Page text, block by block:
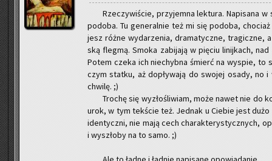
Rze­czy­wi­ście, przy­jem­na lek­tu­ra. Na­pi­sa­na
po­do­ba. Tu ge­ne­ral­nie też mi się po­do­ba,
jesz różne wy­da­rze­nia, dra­ma­tycz­ne,
ską fleg­mą. Smoka za­bi­ja­ją w pię­ciu li­nij­kach,
Potem czeka ich nie­chyb­na śmierć na wy­spie, to
czym stat­ku, aż do­pły­wa­ją do swo­jej osady, no
chwi­lę. ;)
Tro­chę się wy­zło­śli­wiam, może nawet nie do
urok, w tym tek­ście też. Jed­nak u Cie­bie jest
iden­tycz­ni, nie mają cech cha­rak­te­ry­stycz­nych,
i wy­szło­by na to samo. ;)